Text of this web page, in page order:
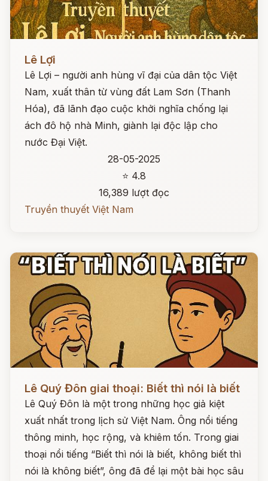
Lê Lợi
Lê Lợi – người anh hùng vĩ đại của dân tộc Việt
Nam, xuất thân từ vùng đất Lam Sơn (Thanh
Hóa), đã lãnh đạo cuộc khởi nghĩa chống lại
ách đô hộ nhà Minh, giành lại độc lập cho
nước Đại Việt.
28-05-2025
⭐ 4.8
16,389 lượt đọc
Truyền thuyết Việt Nam
Lê Quý Đôn giai thoại: Biết thì nói là biết
Lê Quý Đôn là một trong những học giả kiệt
xuất nhất trong lịch sử Việt Nam. Ông nổi tiếng
thông minh, học rộng, và khiêm tốn. Trong giai
thoại nổi tiếng “Biết thì nói là biết, không biết thì
nói là không biết”, ông đã để lại một bài học sâu